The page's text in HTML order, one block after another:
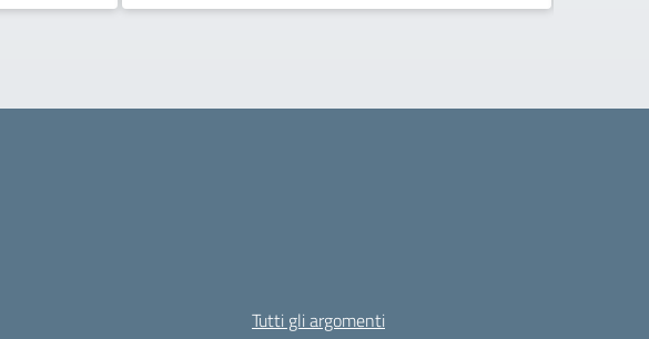
Tutti gli argomenti